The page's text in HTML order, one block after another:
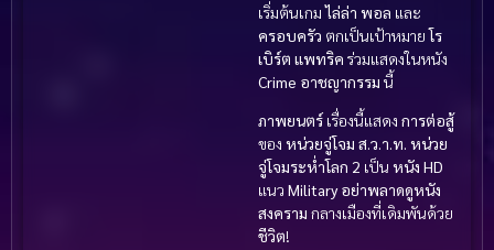
เริ่มต้นเกมไล่ล่า พอล และ
ครอบครัว ตกเป็นเป้าหมายโร
เบิร์ต แพทริค ร่วมแสดงในหนัง
Crime อาชญากรรม นี้
ภาพยนตร์เรื่องนี้แสดง การต่อสู้
ของ หน่วยจู่โจม ส.ว.า.ท. หน่วย
จู่โจมระห่ำโลก 2 เป็น หนัง HD
แนว Military อย่าพลาดดูหนัง
สงคราม กลางเมืองที่เดิมพันด้วย
ชีวิต!